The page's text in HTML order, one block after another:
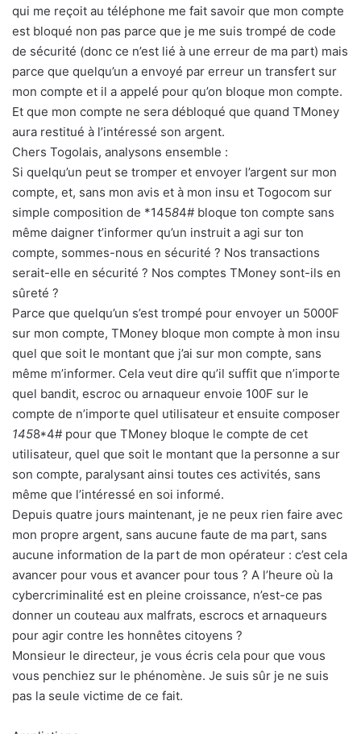
qui me reçoit au téléphone me fait savoir que mon compte
est bloqué non pas parce que je me suis trompé de code
de sécurité (donc ce n’est lié à une erreur de ma part) mais
parce que quelqu’un a envoyé par erreur un transfert sur
mon compte et il a appelé pour qu’on bloque mon compte.
Et que mon compte ne sera débloqué que quand TMoney
aura restitué à l’intéressé son argent.
Chers Togolais, analysons ensemble :
Si quelqu’un peut se tromper et envoyer l’argent sur mon
compte, et, sans mon avis et à mon insu et Togocom sur
simple composition de *14584# bloque ton compte sans
même daigner t’informer qu’un instruit a agi sur ton
compte, sommes-nous en sécurité ? Nos transactions
serait-elle en sécurité ? Nos comptes TMoney sont-ils en
sûreté ?
Parce que quelqu’un s’est trompé pour envoyer un 5000F
sur mon compte, TMoney bloque mon compte à mon insu
quel que soit le montant que j’ai sur mon compte, sans
même m’informer. Cela veut dire qu’il suffit que n’importe
quel bandit, escroc ou arnaqueur envoie 100F sur le
compte de n’importe quel utilisateur et ensuite composer
1458*4# pour que TMoney bloque le compte de cet
utilisateur, quel que soit le montant que la personne a sur
son compte, paralysant ainsi toutes ces activités, sans
même que l’intéressé en soi informé.
Depuis quatre jours maintenant, je ne peux rien faire avec
mon propre argent, sans aucune faute de ma part, sans
aucune information de la part de mon opérateur : c’est cela
avancer pour vous et avancer pour tous ? A l’heure où la
cybercriminalité est en pleine croissance, n’est-ce pas
donner un couteau aux malfrats, escrocs et arnaqueurs
pour agir contre les honnêtes citoyens ?
Monsieur le directeur, je vous écris cela pour que vous
vous penchiez sur le phénomène. Je suis sûr je ne suis
pas la seule victime de ce fait.